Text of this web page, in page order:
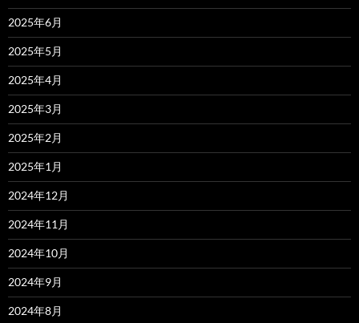
2025年6月
2025年5月
2025年4月
2025年3月
2025年2月
2025年1月
2024年12月
2024年11月
2024年10月
2024年9月
2024年8月